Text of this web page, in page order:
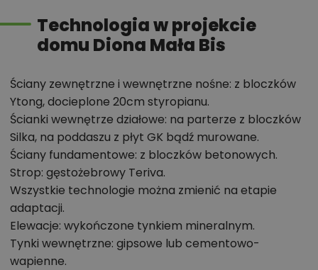
była dobrze oświetlona niezależnie od tego, w którą
stronę zostanie skierowana. Jeżeli mamy dużą
Mała Bis będzie wygodny dla trzy- a nawet
sześcioosobowej rodziny.
Projekt domu z dobrze zaplanowanym
układem pomieszczeń
Pierwszym pomieszczeniem, w którym znajdziemy się
po przekroczeniu progu domu Diona Mała Bis, jest
wiatrołap z miejscem na szafę oraz z wejściem do
garażu. Dalej na parterze znajduje się hol. Tuż za
Technologia w projekcie
domu Diona Mała Bis
Ściany zewnętrzne i wewnętrzne nośne: z bloczków
Ytong, docieplone 20cm styropianu.
Ścianki wewnętrze działowe: na parterze z bloczków
Silka, na poddaszu z płyt GK bądź murowane.
Ściany fundamentowe: z bloczków betonowych.
Strop: gęstożebrowy Teriva.
Wszystkie technologie można zmienić na etapie
adaptacji.
Elewacje: wykończone tynkiem mineralnym.
Tynki wewnętrzne: gipsowe lub cementowo-
wapienne.